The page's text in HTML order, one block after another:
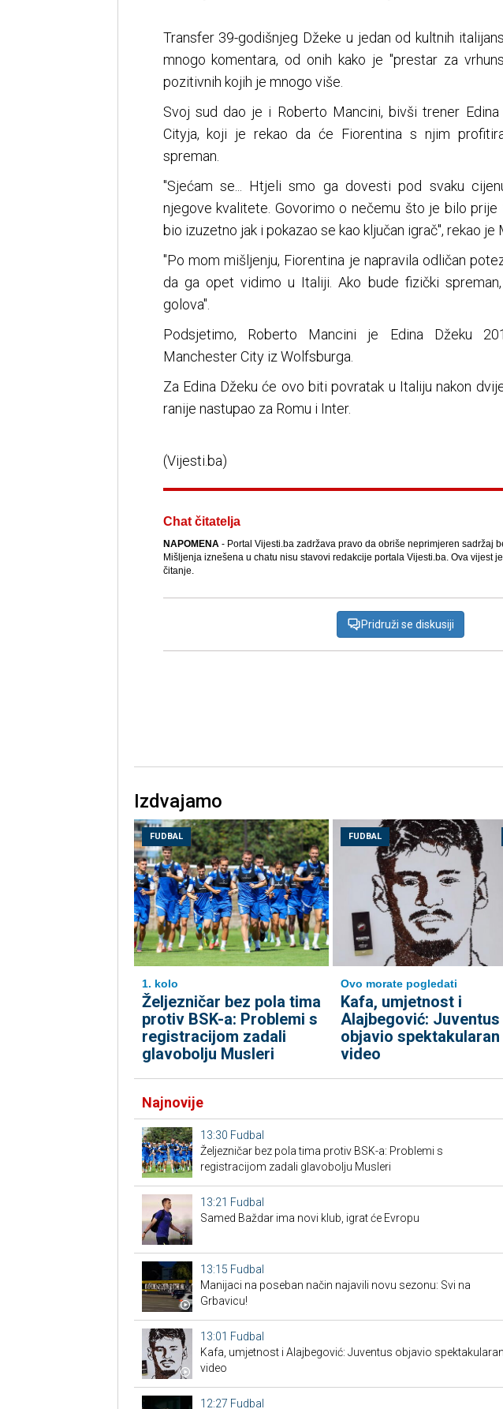
Transfer 39-godišnjeg Džeke u jedan od kultnih
mnogo komentara, od onih kako je "prestar za
pozitivnih kojih je mnogo više.
Svoj sud dao je i Roberto Mancini, bivši trener
Cityja, koji je rekao da će Fiorentina s njim
spreman.
"Sjećam se... Htjeli smo ga dovesti pod svaku
njegove kvalitete. Govorimo o nečemu što je bilo prije
bio izuzetno jak i pokazao se kao ključan igrač", rekao je
"Po mom mišljenju, Fiorentina je napravila odličan
da ga opet vidimo u Italiji. Ako bude fizički
golova".
Podsjetimo, Roberto Mancini je Edina Džeku
Manchester City iz Wolfsburga.
Za Edina Džeku će ovo biti povratak u Italiju nakon
ranije nastupao za Romu i Inter.
(Vijesti.ba)
Chat čitatelja
NAPOMENA- Portal Vijesti.ba zadržava pravo da obriše neprimjeren sadržaj
Mišljenja iznešena u chatu nisu stavovi redakcije portala Vijesti.ba. Ova vijest
čitanje.
Pridruži se diskusiji
Izdvajamo
FUDBAL
1. kolo
Željezničar bez pola tima
protiv BSK-a: Problemi s
registracijom zadali
glavobolju Musleri
FUDBAL
Ovo morate pogledati
Kafa, umjetnost i
Alajbegović: Juventus
objavio spektakularan
video
Najnovije
13:30 Fudbal
Željezničar bez pola tima protiv BSK-a: Problemi s
registracijom zadali glavobolju Musleri
13:21 Fudbal
Samed Baždar ima novi klub, igrat će Evropu
13:15 Fudbal
Manijaci na poseban način najavili novu sezonu: Svi na
Grbavicu!
13:01 Fudbal
Kafa, umjetnost i Alajbegović: Juventus objavio spektakularan
video
12:27 Fudbal